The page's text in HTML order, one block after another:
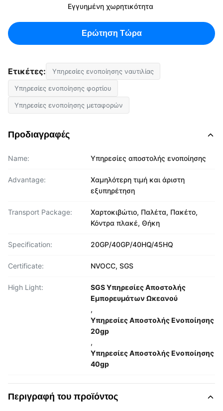
Εγγυημένη χωρητικότητα
Ερώτηση Τώρα
Ετικέτες: Υπηρεσίες ενοποίησης ναυτιλίας
Υπηρεσίες ενοποίησης φορτίου
Υπηρεσίες ενοποίησης μεταφορών
Προδιαγραφές
Name: Υπηρεσίες αποστολής ενοποίησης
Advantage:
Χαμηλότερη τιμή και άριστη
εξυπηρέτηση
Transport Package:
Χαρτοκιβώτιο, Παλέτα, Πακέτο,
Κόντρα πλακέ, Θήκη
Specification: 20GP/40GP/40HQ/45HQ
Certificate: NVOCC, SGS
High Light:
SGS Υπηρεσίες Αποστολής
Εμπορευμάτων Ωκεανού
,
Υπηρεσίες Αποστολής Ενοποίησης
20gp
,
Υπηρεσίες Αποστολής Ενοποίησης
40gp
Περιγραφή του προϊόντος